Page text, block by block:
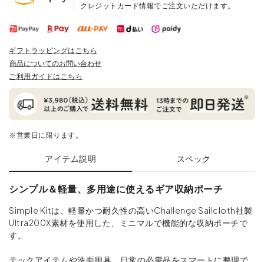
クレジットカード情報でご注文いただけます。
ギフトラッピングはこちら
商品についてのお問い合わせ
ご利用ガイドはこちら
※営業日に限ります。
アイテム説明 スペック
シンプル＆軽量、多用途に使えるギア収納ポーチ
Simple Kitは、軽量かつ耐久性の高いChallenge Sailcloth社製
Ultra200X素材を使用した、ミニマルで機能的な収納ポーチで
す。
テックアイテムや洗面用具、日常の必需品をスマートに整理で